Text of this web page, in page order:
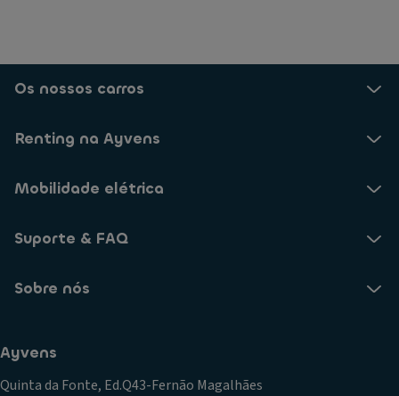
Os nossos carros
Renting na Ayvens
Mobilidade elétrica
Suporte & FAQ
Sobre nós
Ayvens
Quinta da Fonte, Ed.Q43-Fernão Magalhães